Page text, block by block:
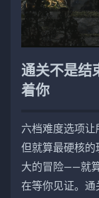
通关不是结
着你
六档难度选项让
但就算最硬核的
大的冒险——就
在等你见证。